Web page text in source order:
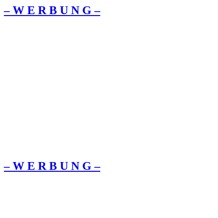
– W Ε R Β U Ν G –
– W Ε R Β U Ν G –